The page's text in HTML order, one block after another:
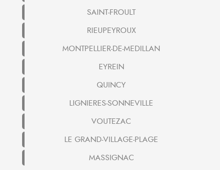
SAINT-FROULT
RIEUPEYROUX
MONTPELLIER-DE-MEDILLAN
EYREIN
QUINCY
LIGNIERES-SONNEVILLE
VOUTEZAC
LE GRAND-VILLAGE-PLAGE
MASSIGNAC